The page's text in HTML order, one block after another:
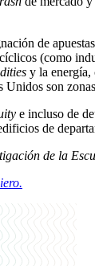
de
(como
y la energía,
son
e incluso de
de
de la
.